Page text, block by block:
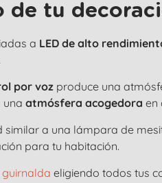
de tu
a LED de alto
por voz produce una
una atmósfera acogedora en
similar a una lámpara de
para tu habitación.
eligiendo todos tus